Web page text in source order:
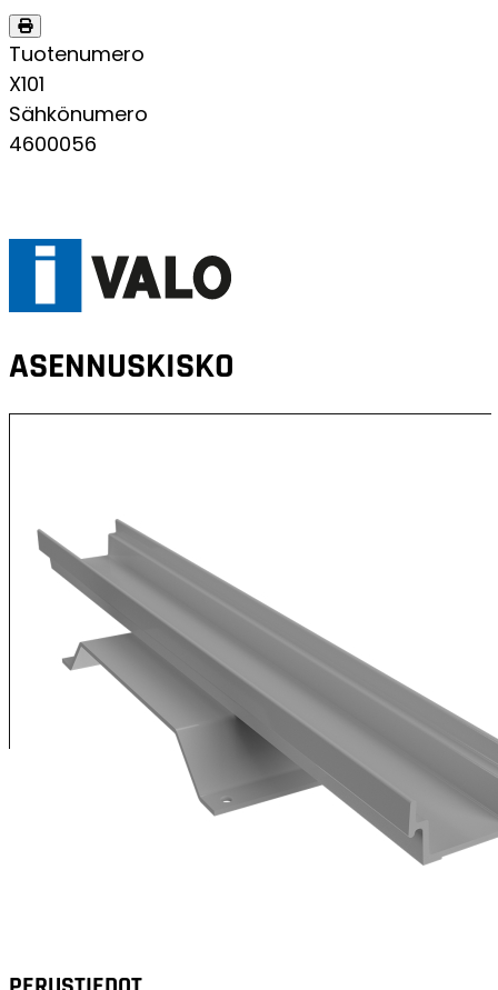
Tuotenumero
X101
Sähkönumero
4600056
ASENNUSKISKO
XENRE-valaisimen sovitinosa vanhaan 90-luvun jälkeen
valmistettuun REGULAR ja HORIZONTAL -valaisimen
Soveltuu käytettäväksi saneerauskohteissa kun korvattavien
Varmista alkuperäisen asennuskiskon ja sovitinosan